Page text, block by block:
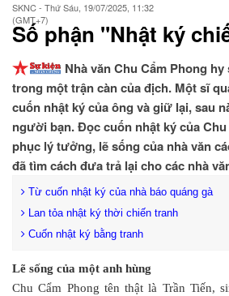
SKNC - Thứ Sáu, 19/07/2025, 11:32
(GMT+7)
Số phận "Nhật ký
Nhà văn Chu Cẩm Phong hy
trong một trận càn của địch. Một sĩ
cuốn nhật ký của ông và giữ lại, sau
người bạn. Đọc cuốn nhật ký của
phục lý tưởng, lẽ sống của nhà văn
đã tìm cách đưa trả lại cho các nhà
Từ cuốn nhật ký của nhà báo quáng gà
Lan tỏa nhật ký thời chiến tranh
Cuốn nhật ký bằng tranh
Lẽ sống của một anh hùng
Chu Cẩm Phong tên thật là Trần Tiến,